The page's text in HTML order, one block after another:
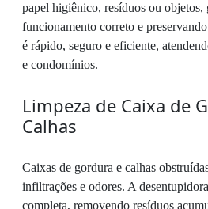
papel higiênico, resíduos ou objetos,
funcionamento correto e
é rápido, seguro e eficiente,
e condomínios.
Limpeza de Caixa de
Calhas
Caixas de gordura e calhas
infiltrações e odores. A
completa, removendo resíduos